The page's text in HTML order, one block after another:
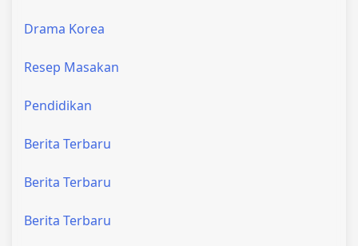
Drama Korea
Resep Masakan
Pendidikan
Berita Terbaru
Berita Terbaru
Berita Terbaru